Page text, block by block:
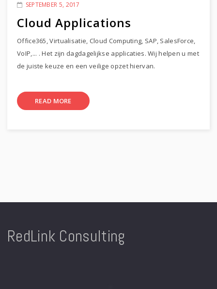
SEPTEMBER 5, 2017
Cloud Applications
Office365, Virtualisatie, Cloud Computing, SAP, SalesForce,
VoIP,... . Het zijn dagdagelijkse applicaties. Wij helpen u met
de juiste keuze en een veilige opzet hiervan.
READ MORE
RedLink Consulting